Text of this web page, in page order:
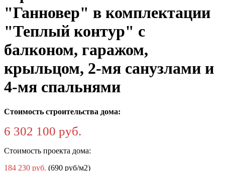
"Ганновер" в комплектации
"Теплый контур" с
балконом, гаражом,
крыльцом, 2-мя санузлами и
4-мя спальнями
Стоимость строительства дома:
6 302 100 руб.
Стоимость проекта дома:
184 230 руб. (690 руб/м2)